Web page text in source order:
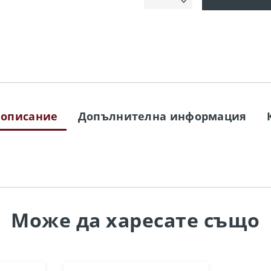
Допълнителна информация
Може да харесате също